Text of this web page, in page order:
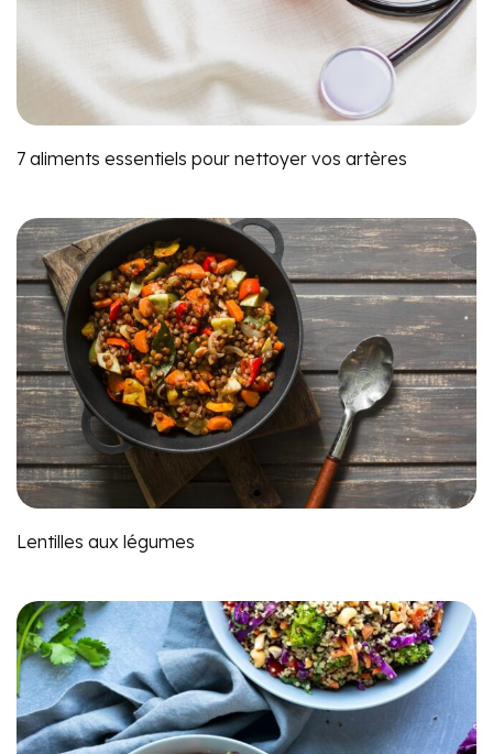
7 aliments essentiels pour nettoyer vos artères
Lentilles aux légumes